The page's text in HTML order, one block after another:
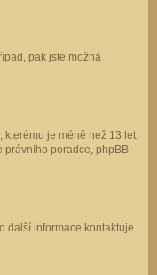
pak jste možná
kterému je méně než 13 let,
právního poradce, phpBB
další informace kontaktuje